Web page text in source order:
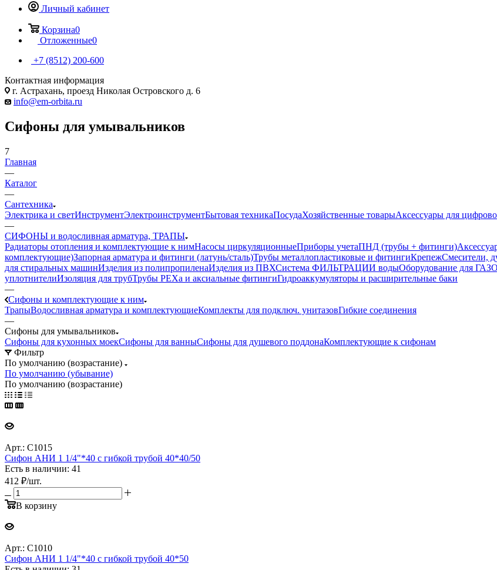
Личный кабинет
Корзина0
Отложенные0
+7 (8512) 200-600
Контактная информация
г. Астрахань, проезд Николая Островского д. 6
info@em-orbita.ru
Сифоны для умывальников
7
Главная
—
Каталог
—
Сантехника
Электрика и светИнструментЭлектроинструментБытовая техникаПосудаХозяйственные товарыАксессуары для
—
СИФОНЫ и водосливная арматура, ТРАПЫ
Радиаторы отопления и комплектующие к нимНасосы циркуляционныеПриборы учетаПНД (трубы + фитинги)
комплектующие)Запорная арматура и фитинги (латунь/сталь)Трубы металлопластиковые и фитингиКрепежСмесители,
для стиральных машинИзделия из полипропиленаИзделия из ПВХСистема ФИЛЬТРАЦИИ водыОборудование для
уплотнителиИзоляция для трубТрубы PEXa и аксиальные фитингиГидроаккумуляторы и расширительные баки
—
Сифоны и комплектующие к ним
ТрапыВодосливная арматура и комплектующиеКомплекты для подключ. унитазовГибкие соединения
—
Сифоны для умывальников
Сифоны для кухонных моекСифоны для ванныСифоны для душевого поддонаКомплектующие к сифонам
Фильтр
По умолчанию (возрастание)
По умолчанию (убывание)
По умолчанию (возрастание)
Арт.: C1015
Сифон АНИ 1 1/4"*40 с гибкой трубой 40*40/50
Есть в наличии: 41
412 ₽/шт.
В корзину
Арт.: C1010
Сифон АНИ 1 1/4"*40 с гибкой трубой 40*50